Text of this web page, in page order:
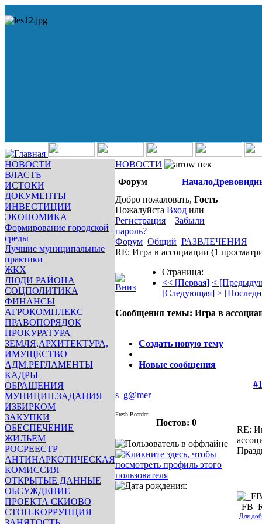
НОВОСТИ
ВЛАСТЬ
ИСТОКИ
ДОКУМЕНТЫ
ИНВЕСТИЦИИ
ЭКОНОМИКА
Формирование городской
среды
Лучшие муниципальные
практики
ЖКХ
ЛЮДИ РАЙОНА
СОЦПОЛИТИКА
ФИНАНСЫ
АГРОКОМПЛЕКС
ПРАВОПОРЯДОК
ПРОКУРАТУРА
ЗЕМЛЯ,АРХИТЕКТУРА,
ИМУЩЕСТВО
АДМ.РЕГЛАМЕНТЫ
КАДРЫ
ОБРАЩЕНИЯ
МУНИЦИП.ЗАДАНИЯ
ИЗБИРКОМ
ЗАКУПКИ
ОБЕСПЕЧЕНИЕ
ЖИЛЬЕМ
РОСРЕЕСТР
АНТИНАРКОТИЧЕСКАЯ
КОМИССИЯ
ОТКРЫТЫЕ ДАННЫЕ
ОБСУЖДЕНИЕ
ПРОЕКТА СКИОВО
СТОП-КОРРУПЦИЯ
НОВОСТИ
нек
Форум
Начало
Добро пожаловать, Гость
Пожалуйста Вход или
Регистрация
Забыли
пароль?
Форум Общий РАЗВЛЕЧЕНИЯ
RE: Игра в ассоциации (1
Страница:
<< [Первая] <
[Следующая] >
Сообщения темы: Игра в
Создать новую тему
Новые сообщения
s_g@mer
Fresh Boarder
Постов: 0
RE:
Для